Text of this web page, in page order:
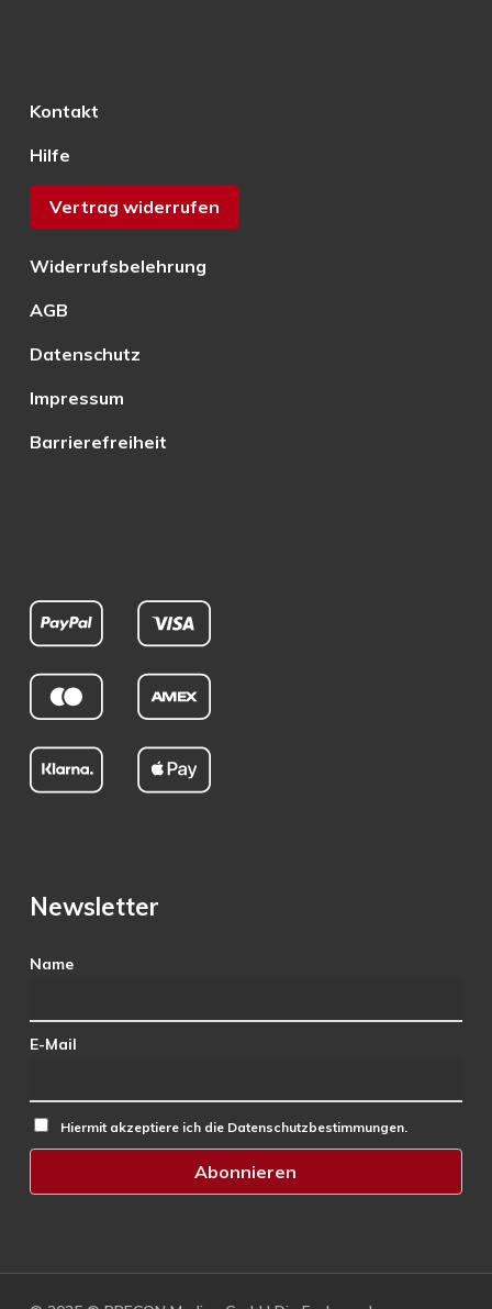
Kontakt
Hilfe
Vertrag widerrufen
Widerrufsbelehrung
AGB
Datenschutz
Impressum
Barrierefreiheit
Newsletter
Name
E-Mail
Hiermit akzeptiere ich die Datenschutzbestimmungen.